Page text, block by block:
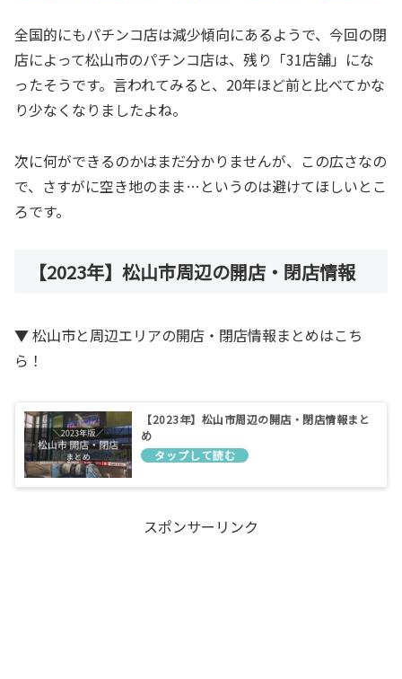
全国的にもパチンコ店は減少傾向にあるようで、今回の閉
店によって松山市のパチンコ店は、残り「31店舗」にな
ったそうです。言われてみると、20年ほど前と比べてかな
り少なくなりましたよね。
次に何ができるのかはまだ分かりませんが、この広さなの
で、さすがに空き地のまま…というのは避けてほしいとこ
ろです。
【2023年】松山市周辺の開店・閉店情報
▼ 松山市と周辺エリアの開店・閉店情報まとめはこち
ら！
【2023年】松山市周辺の開店・閉店情報まと
め
スポンサーリンク